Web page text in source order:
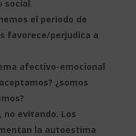
social.
el periodo de
favorece/perjudica a
afectivo-emocional
¿somos
no evitando. Los
la autoestima